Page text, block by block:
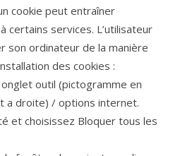
cookie peut entraîner
certains services. L’utilisateur
son ordinateur de la manière
des cookies :
outil (pictogramme en
a droite) / options internet.
et choisissez Bloquer tous les